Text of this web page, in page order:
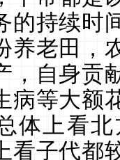
的持续时
养老田，
，自身贡
病等大额
体上看
看子代都